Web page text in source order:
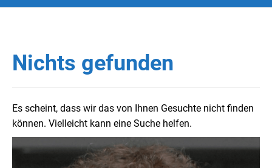
Nichts gefunden
Es scheint, dass wir das von Ihnen Gesuchte nicht finden
können. Vielleicht kann eine Suche helfen.